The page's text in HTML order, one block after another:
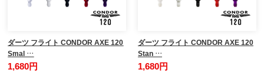
ダーツ フライト CONDOR AXE 120
Smal …
1,680円
ダーツ フライト CONDOR AXE 120
Stan …
1,680円